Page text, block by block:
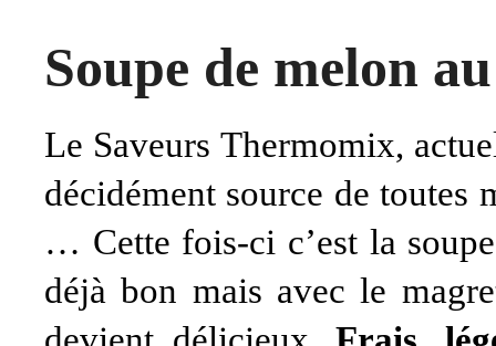
Soupe de melon
Le Saveurs Thermomix,
décidément source de toutes
… Cette fois-ci c’est la
déjà bon mais avec le